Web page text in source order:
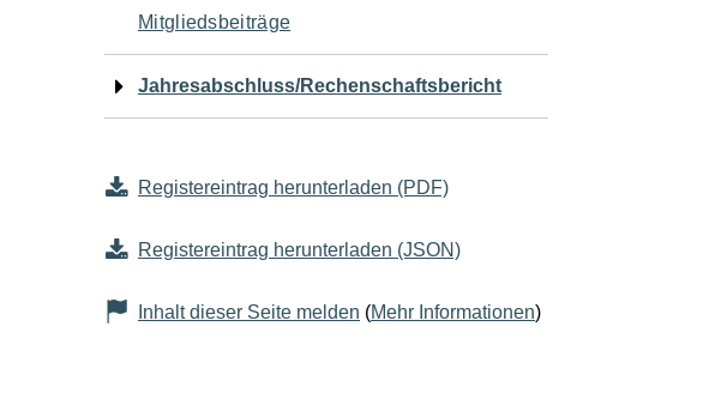
Mitgliedsbeiträge
Jahresabschluss/Rechenschaftsbericht
Registereintrag herunterladen (PDF)
Registereintrag herunterladen (JSON)
Inhalt dieser Seite melden (Mehr Informationen)